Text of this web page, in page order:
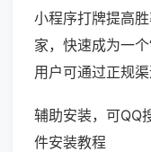
小程序打牌提高
家，快速成为一
用户可通过正规渠
辅助安装，可
件安装教程